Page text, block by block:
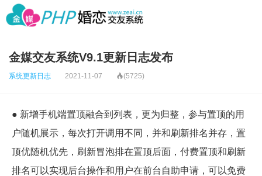
金媒交友系统V9.1更新日志发布
系统更新日志 2021-11-07 (5725)
● 新增手机端置顶融合到列表，更为归整，参与置顶的用
户随机展示，每次打开调用不同，并和刷新排名并存，置
顶优随机优先，刷新冒泡排在置顶后面，付费置顶和刷新
排名可以实现后台操作和用户在前台自助申请，可以免费